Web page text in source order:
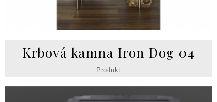
Krbová kamna Iron Dog 04
Produkt